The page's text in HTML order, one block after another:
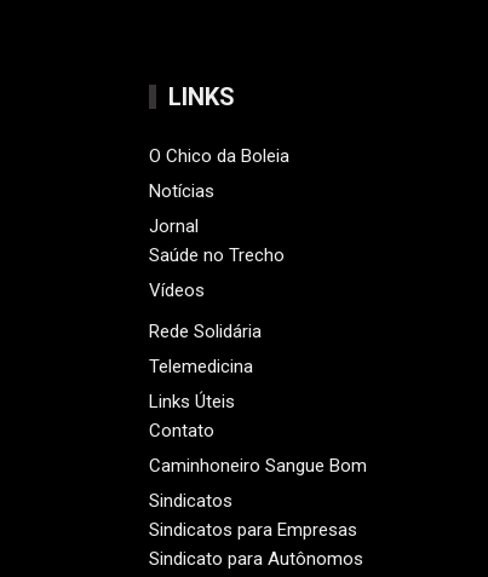
LINKS
O Chico da Boleia
Notícias
Jornal
Saúde no Trecho
Vídeos
Rede Solidária
Telemedicina
Links Úteis
Contato
Caminhoneiro Sangue Bom
Sindicatos
Sindicatos para Empresas
Sindicato para Autônomos